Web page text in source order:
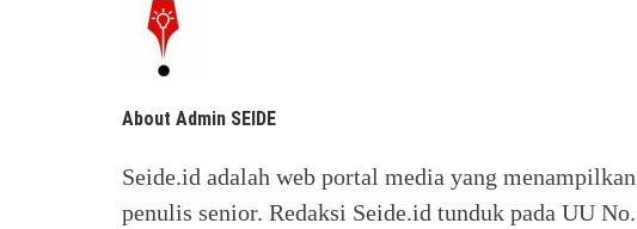
About Admin SEIDE
Seide.id adalah web portal media yang
penulis senior. Redaksi Seide.id tunduk pada UU